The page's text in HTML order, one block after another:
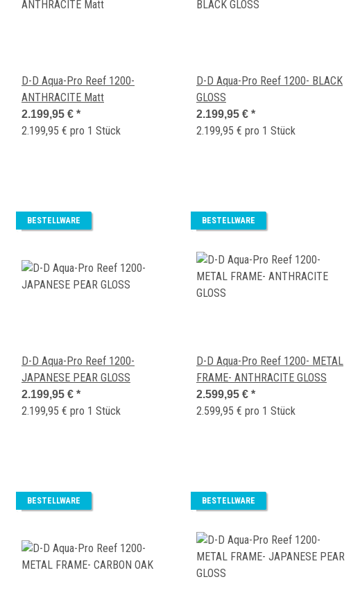
D-D Aqua-Pro Reef 1200-
ANTHRACITE Matt
2.199,95 € *
2.199,95 € pro 1 Stück
D-D Aqua-Pro Reef 1200- BLACK
GLOSS
2.199,95 € *
2.199,95 € pro 1 Stück
BESTELLWARE
D-D Aqua-Pro Reef 1200-
JAPANESE PEAR GLOSS
2.199,95 € *
2.199,95 € pro 1 Stück
BESTELLWARE
D-D Aqua-Pro Reef 1200- METAL
FRAME- ANTHRACITE GLOSS
2.599,95 € *
2.599,95 € pro 1 Stück
BESTELLWARE BESTELLWARE